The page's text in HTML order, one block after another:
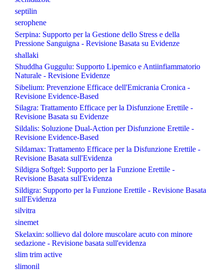
septilin
serophene
Serpina: Supporto per la Gestione dello Stress e della
Pressione Sanguigna - Revisione Basata su Evidenze
shallaki
Shuddha Guggulu: Supporto Lipemico e Antiinfiammatorio
Naturale - Revisione Evidenze
Sibelium: Prevenzione Efficace dell'Emicrania Cronica -
Revisione Evidence-Based
Silagra: Trattamento Efficace per la Disfunzione Erettile -
Revisione Basata su Evidenze
Sildalis: Soluzione Dual-Action per Disfunzione Erettile -
Revisione Evidence-Based
Sildamax: Trattamento Efficace per la Disfunzione Erettile -
Revisione Basata sull'Evidenza
Sildigra Softgel: Supporto per la Funzione Erettile -
Revisione Basata sull'Evidenza
Sildigra: Supporto per la Funzione Erettile - Revisione Basata
sull'Evidenza
silvitra
sinemet
Skelaxin: sollievo dal dolore muscolare acuto con minore
sedazione - Revisione basata sull'evidenza
slim trim active
slimonil